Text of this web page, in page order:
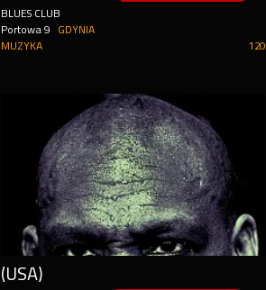
BLUES CLUB
Portowa 9
GDYNIA
120
MUZYKA
(USA)